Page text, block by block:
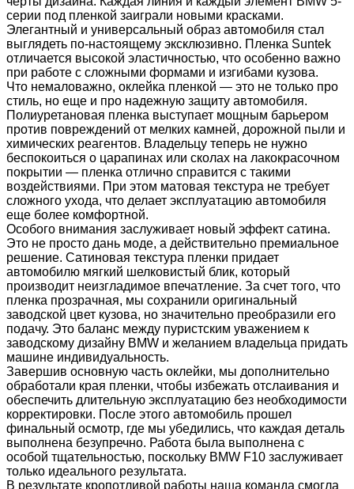
серии под пленкой заиграли новыми красками.
Элегантный и универсальный образ автомобиля стал
выглядеть по-настоящему эксклюзивно. Пленка Suntek
отличается высокой эластичностью, что особенно важно
при работе с сложными формами и изгибами кузова.
Что немаловажно, оклейка пленкой — это не только про
стиль, но еще и про надежную защиту автомобиля.
Полиуретановая пленка выступает мощным барьером
против повреждений от мелких камней, дорожной пыли и
химических реагентов. Владельцу теперь не нужно
беспокоиться о царапинах или сколах на лакокрасочном
покрытии — пленка отлично справится с такими
воздействиями. При этом матовая текстура не требует
сложного ухода, что делает эксплуатацию автомобиля
еще более комфортной.
Особого внимания заслуживает новый эффект сатина.
Это не просто дань моде, а действительно премиальное
решение. Сатиновая текстура пленки придает
автомобилю мягкий шелковистый блик, который
производит неизгладимое впечатление. За счет того, что
пленка прозрачная, мы сохранили оригинальный
заводской цвет кузова, но значительно преобразили его
подачу. Это баланс между пуристским уважением к
заводскому дизайну BMW и желанием владельца придать
машине индивидуальность.
Завершив основную часть оклейки, мы дополнительно
обработали края пленки, чтобы избежать отслаивания и
обеспечить длительную эксплуатацию без необходимости
корректировки. После этого автомобиль прошел
финальный осмотр, где мы убедились, что каждая деталь
выполнена безупречно. Работа была выполнена с
особой тщательностью, поскольку BMW F10 заслуживает
только идеального результата.
В результате кропотливой работы наша команда смогла